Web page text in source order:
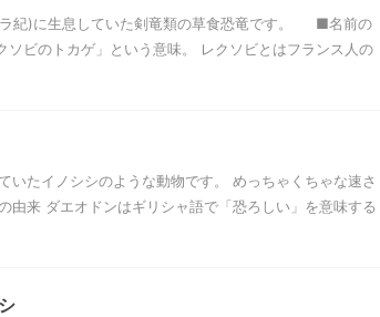
紀)に生息していた剣竜類の草食恐竜です。 ■名前の
ソビのトカゲ」という意味。 レクソビとはフランス人の
いたイノシシのような動物です。 めっちゃくちゃな速さ
来 ダエオドンはギリシャ語で「恐ろしい」を意味する